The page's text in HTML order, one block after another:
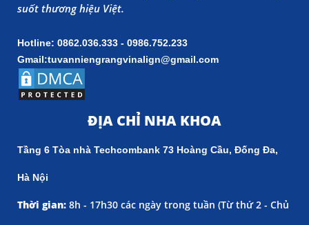
suốt thương hiệu Việt.
Hotline: 0862.036.333 - 0986.752.233
Gmail:tuvanniengrangvinalign@gmail.com
ĐỊA CHỈ NHA KHOA
Tầng 6 Tòa nhà Techcombank 73 Hoàng Cầu, Đống Đa,
Hà Nội
Thời gian: 8h - 17h30 các ngày trong tuần (Từ thứ 2 - Chủ